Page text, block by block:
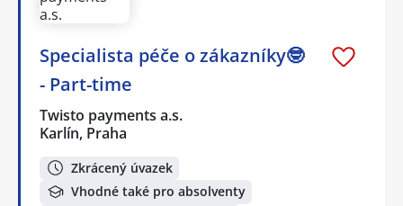
Specialista péče o zákazníky🤓
- Part-time
Twisto payments a.s.
Karlín, Praha
Zkrácený úvazek
Vhodné také pro absolventy